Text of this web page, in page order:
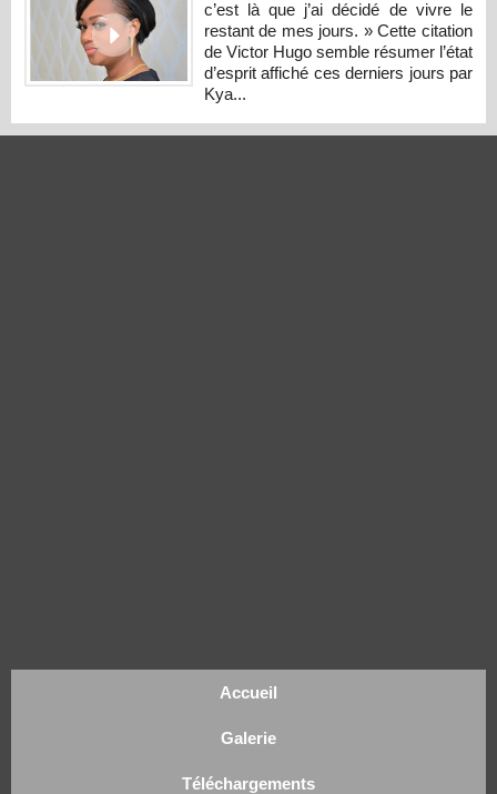
c’est là que j’ai décidé de vivre le
restant de mes jours. » Cette citation
de Victor Hugo semble résumer l’état
d’esprit affiché ces derniers jours par
Kya...
Accueil
Galerie
Téléchargements